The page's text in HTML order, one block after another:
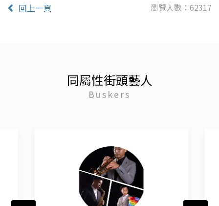
回上一頁 瀏覽人數：62317
同屬性街頭藝人
Buskers